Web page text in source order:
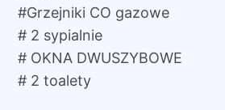
#Grzejniki CO gazowe
# 2 sypialnie
# OKNA DWUSZYBOWE
# 2 toalety